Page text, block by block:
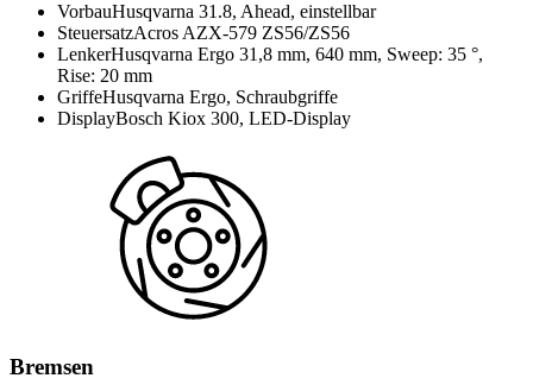
VorbauHusqvarna 31.8, Ahead, einstellbar
SteuersatzAcros AZX-579 ZS56/ZS56
LenkerHusqvarna Ergo 31,8 mm, 640 mm, Sweep: 35 °,
Rise: 20 mm
GriffeHusqvarna Ergo, Schraubgriffe
DisplayBosch Kiox 300, LED-Display
Bremsen